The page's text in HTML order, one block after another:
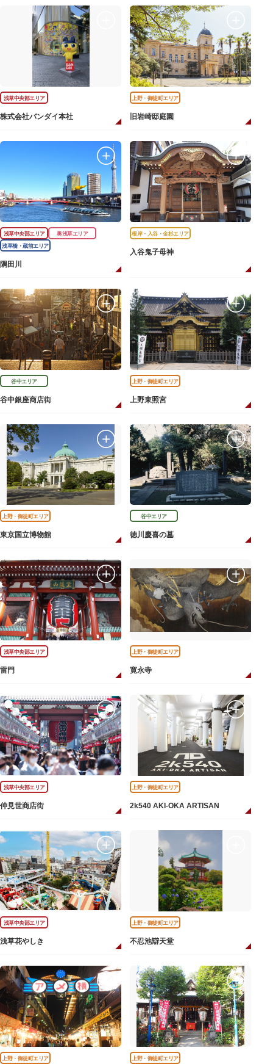
浅草中央部エリア
株式会社バンダイ本社
上野・御徒町エリア
旧岩崎邸庭園
浅草中央部エリア
奥浅草エリア
浅草橋・蔵前エリア
隅田川
根岸・入谷・金杉エリア
入谷鬼子母神
谷中エリア
谷中銀座商店街
上野・御徒町エリア
上野東照宮
上野・御徒町エリア
東京国立博物館
谷中エリア
徳川慶喜の墓
浅草中央部エリア
雷門
上野・御徒町エリア
寛永寺
浅草中央部エリア
仲見世商店街
上野・御徒町エリア
2k540 AKI-OKA ARTISAN
浅草中央部エリア
浅草花やしき
上野・御徒町エリア
不忍池辯天堂
上野・御徒町エリア 上野・御徒町エリア